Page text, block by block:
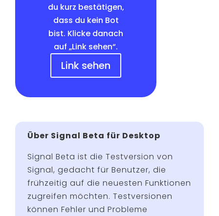
du kurz bestätigen,
dass du kein Bot
bist. Klicke danach
auf „Link sehen“.
Link sehen
Über Signal Beta für Desktop
Signal Beta ist die Testversion von
Signal, gedacht für Benutzer, die
frühzeitig auf die neuesten Funktionen
zugreifen möchten. Testversionen
können Fehler und Probleme